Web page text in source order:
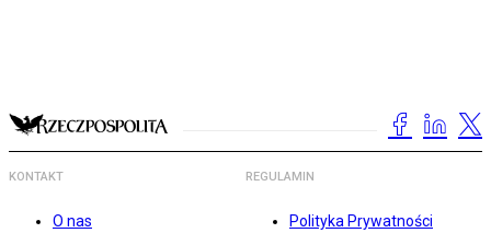
KONTAKT
O nas
REGULAMIN
Polityka Prywatności